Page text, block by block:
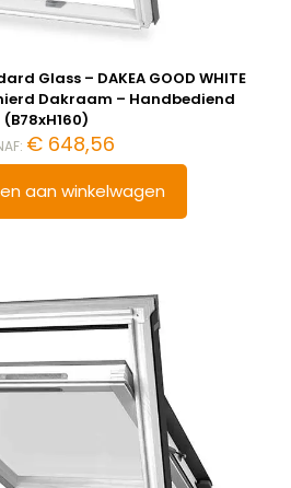
Glass – DAKEA GOOD WHITE
Dakraam – Handbediend
(B78xH160)
€ 648,56
aan winkelwagen